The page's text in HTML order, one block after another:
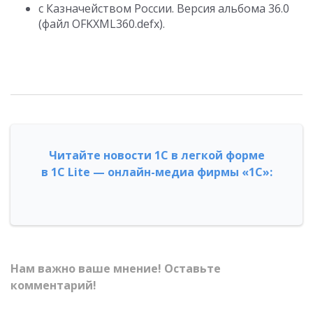
с Казначейством России. Версия альбома 36.0
(файл OFKXML360.defx).
Читайте новости 1С в легкой форме
в 1С Lite — онлайн-медиа фирмы «1С»:
Нам важно ваше мнение! Оставьте
комментарий!